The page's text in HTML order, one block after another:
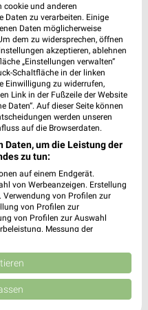
0,2 km
ab 03.08.
heute gültig
Markt
cookie und anderen
Daten zu verarbeiten. Einige
Daten möglicherweise
dem zu widersprechen, öffnen
akzeptieren, ablehnen
„Einstellungen verwalten“
Schaltfläche in der linken
Einwilligung zu widerrufen,
Link in der Fußzeile der Website
Daten“. Auf dieser Seite können
werden unseren
auf die Browserdaten.
Daten, um die Leistung der
zu tun:
auf einem Endgerät.
von Werbeanzeigen. Erstellung
von Profilen zur
von Profilen zur
von Profilen zur Auswahl
Messung der
Quellen. Entwicklung und
reduzierter Daten zur Auswahl
Union weitergegeben und in die